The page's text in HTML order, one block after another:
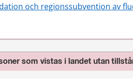
och regionssubvention av
som vistas i landet utan